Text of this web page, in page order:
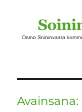
Avainsana: